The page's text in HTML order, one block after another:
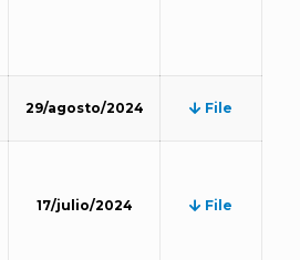
29/agosto/2024 File
17/julio/2024 File